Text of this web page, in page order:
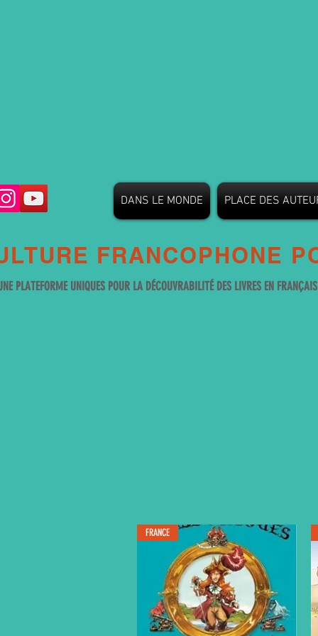
DANS LE MONDE PLACE DES
FRANCOPHONE
PLATEFORME UNIQUES POUR LA DÉCOUVRABILITÉ DES LIVRES EN
FRANCE